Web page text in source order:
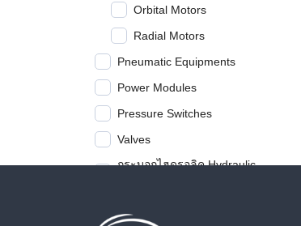
Orbital Motors
Radial Motors
Pneumatic Equipments
Power Modules
Pressure Switches
Valves
กระบอกไฮดรอลิค Hydraulic
Couplings)